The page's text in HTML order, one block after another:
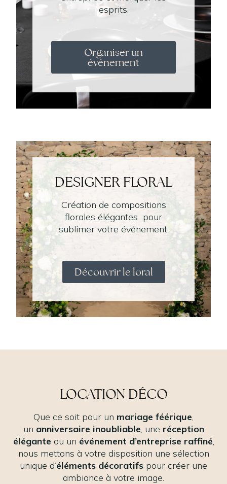
esprits.
Organiser un
événement
DESIGNER FLORAL
Création de compositions
florales élégantes pour
sublimer votre événement.
Découvrir le loral
LOCATION DÉCO
Que ce soit pour un mariage féérique
un anniversaire inoubliable , une réception
élégante ou un événement d’entreprise raffiné
nous mettons à votre disposition une sélection
unique d’éléments décoratifs pour créer une
ambiance à votre image.